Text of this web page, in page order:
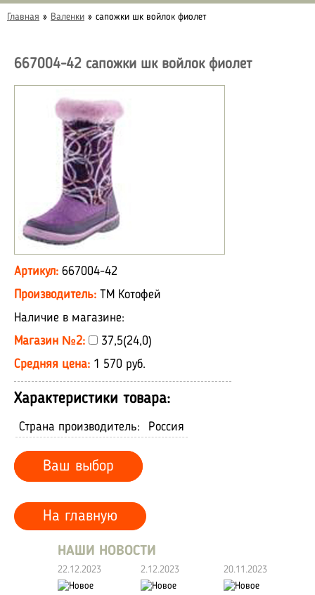
Главная » Валенки » сапожки шк войлок фиолет
667004-42 сапожки шк войлок фиолет
Артикул: 667004-42
Производитель: ТМ Котофей
Наличие в магазине:
Магазин №2:
37,5(24,0)
Средняя цена: 1 570 руб.
Характеристики товара:
Страна производитель: Россия
Ваш выбор
На главную
НАШИ НОВОСТИ
22.12.2023 2.12.2023 20.11.2023